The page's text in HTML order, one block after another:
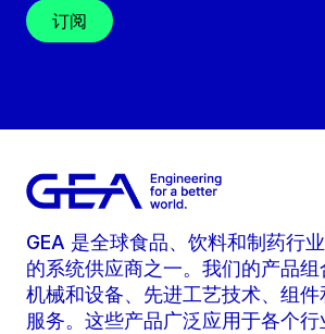
订阅
GEA 是全球食品、饮料和制药行
的系统供应商之一。我们的产品组
机械和设备、先进工艺技术、组件
服务。这些产品广泛应用于各个行